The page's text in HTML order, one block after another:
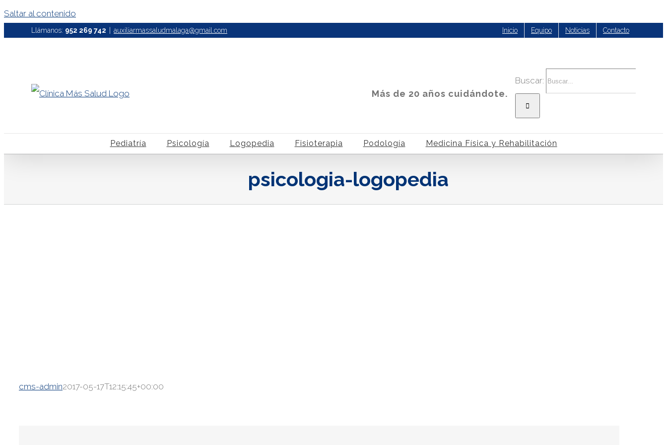
Saltar al contenido
Llámanos: 952 269 742 auxiliarmassaludmalaga@gmail.com Inicio Equipo Noticias Contacto
Más de 20 años cuidándote.
Buscar:
Pediatría Psicología Logopedia Fisioterapia Podología Medicina Física y Rehabilitación
psicologia-logopedia
cms-admin2017-05-17T12:15:45+00:00